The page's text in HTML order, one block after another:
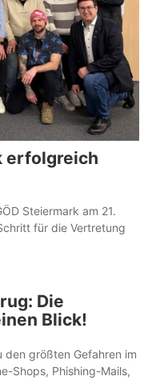
erfolgreich
Steiermark am 21.
für die Vertretung
Die
Blick!
größten Gefahren im
Shops, Phishing-Mails,